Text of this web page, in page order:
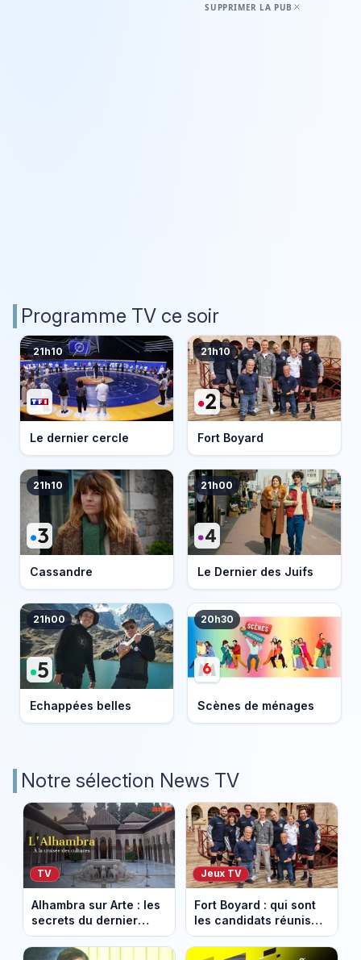
SUPPRIMER LA PUB
Programme TV ce soir
21h10
Le dernier cercle
21h10
Fort Boyard
21h10
Cassandre
21h00
Le Dernier des Juifs
21h00
Echappées belles
20h30
Scènes de ménages
Notre sélection News TV
TV
Alhambra sur Arte : les
secrets du dernier
sultanat musulman
d’Espagne
Jeux TV
Fort Boyard : qui sont
les candidats réunis
par Cyril Féraud ce
samedi 8 août 2026 ?